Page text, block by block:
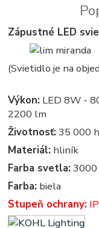
Zápustné LED
(Svietidlo je na
Výkon: LED 8W -
2200 lm
Životnosť: 35 000
Materiál: hliník
Farba svetla: 3000
Farba: biela
Stupeň ochrany: